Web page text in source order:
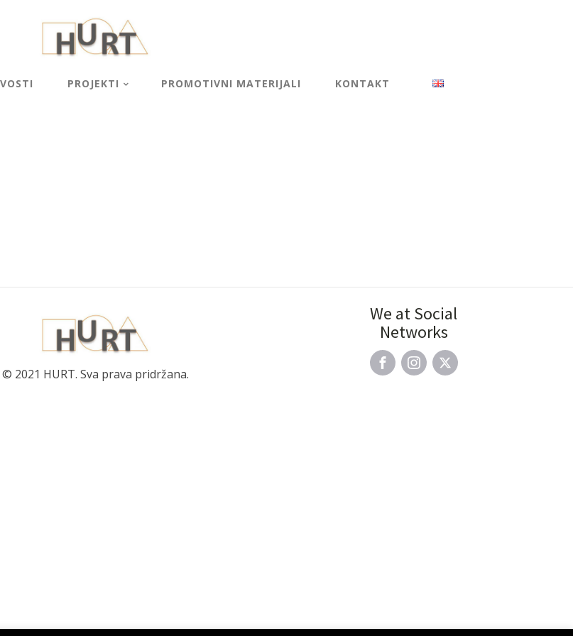
PROJEKTI PROMOTIVNI MATERIJALI KONTAKT
© 2021 HURT. Sva prava pridržana.
We at Social
Networks